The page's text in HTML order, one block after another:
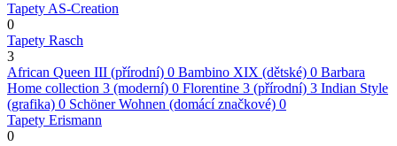
Tapety AS-Creation
0
Tapety Rasch
3
African Queen III (přírodní) 0 Bambino XIX (dětské) 0 Barbara
Home collection 3 (moderní) 0 Florentine 3 (přírodní) 3 Indian Style
(grafika) 0 Schöner Wohnen (domácí značkové) 0
Tapety Erismann
0